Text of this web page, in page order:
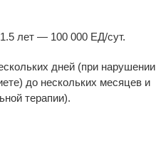
лет — 100 000 ЕД/сут.
дней (при нарушении
до нескольких месяцев и
терапии).